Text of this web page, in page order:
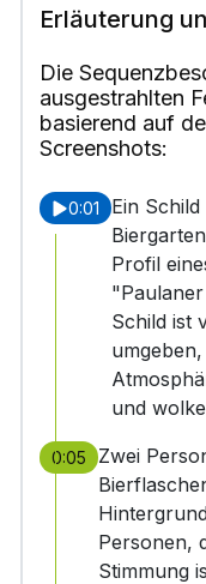
Erläuterung
Die
ausgestrahlten
basierend auf
Screenshots:
0:01
Ein
Profil
Schild ist
und
0:05
Zwei
Personen,
Stimmung